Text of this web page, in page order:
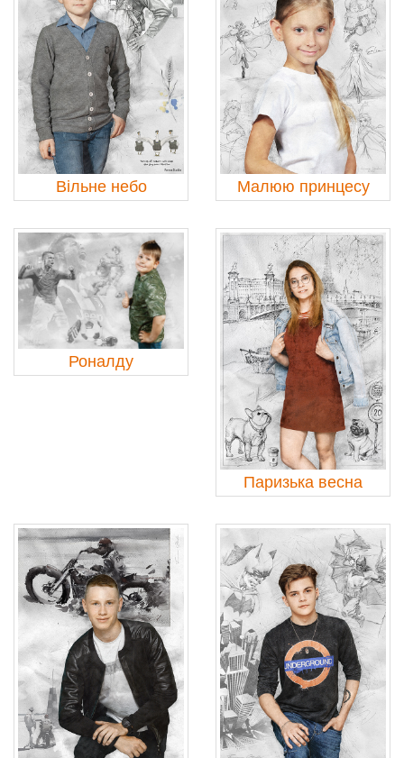
Вільне небо Малюю принцесу
Роналду
Паризька весна